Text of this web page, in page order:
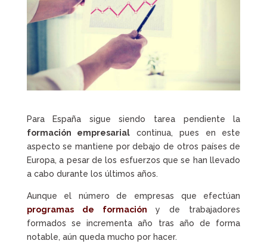
Para España sigue siendo tarea pendiente la
formación empresarial continua, pues en este
aspecto se mantiene por debajo de otros países de
Europa, a pesar de los esfuerzos que se han llevado
a cabo durante los últimos años.
Aunque el número de empresas que efectúan
programas de formación y de trabajadores
formados se incrementa año tras año de forma
notable, aún queda mucho por hacer.